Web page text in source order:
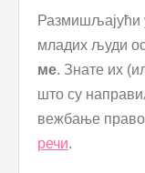
Размишљајући
младих људи
ме. Знате их
што су
вежбање
речи.